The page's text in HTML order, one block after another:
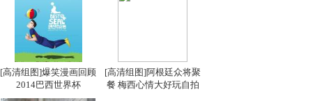
[高清组图]爆笑漫画回顾
2014巴西世界杯
[高清组图]阿根廷众将聚
餐 梅西心情大好玩自拍